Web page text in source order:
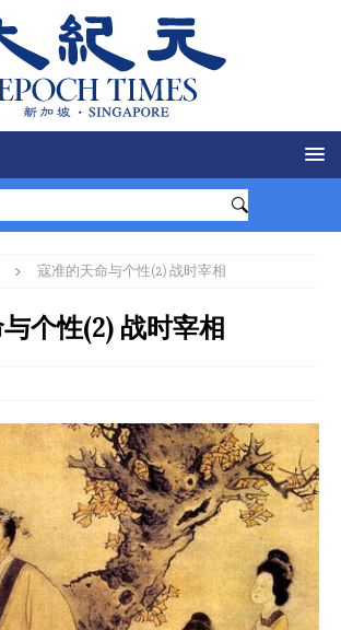
寇准的天命与个性(2) 战时宰相
个性(2) 战时宰相